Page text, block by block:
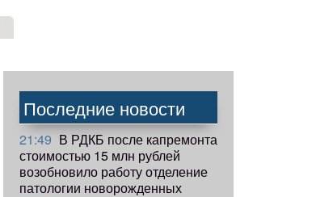
Последние новости
21:49 В РДКБ после капремонта
стоимостью 15 млн рублей
возобновило работу отделение
патологии новорожденных